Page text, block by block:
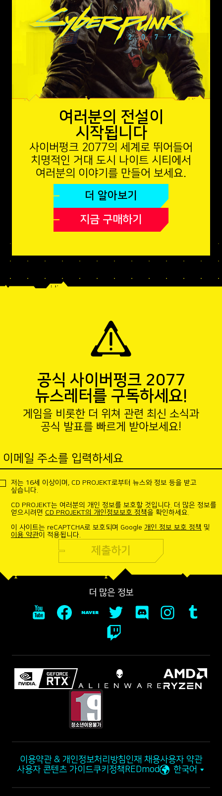
여러분의 전설이
시작됩니다
사이버펑크 2077의 세계로 뛰어들어
치명적인 거대 도시 나이트 시티에서
여러분의 이야기를 만들어 보세요.
더 알아보기
지금 구매하기
공식 사이버펑크 2077
뉴스레터를 구독하세요!
게임을 비롯한 더 위쳐 관련 최신 소식과
공식 발표를 빠르게 받아보세요!
이메일 주소를 입력하세요
저는 16세 이상이며, CD PROJEKT로부터 뉴스와 정보 등을 받고
싶습니다.
CD PROJEKT는 여러분의 개인 정보를 보호할 것입니다. 더 많은 정보를
얻으시려면 CD PROJEKT의 개인정보보호 정책을 확인하세요.
이 사이트는 reCAPTCHA로 보호되며 Google 개인 정보 보호 정책 및
이용 약관이 적용됩니다.
제출하기
더 많은 정보
이용약관 & 개인정보처리방침인재 채용사용자 약관
사용자 콘텐츠 가이드쿠키정책 REDmod 한국어